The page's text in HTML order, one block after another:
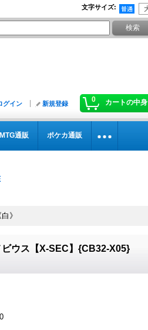
文字サイズ:
0 カートの中身
グイン 新規登録
MTG通販 ポケカ通販
》
ビウス【X-SEC】{CB32-X05}